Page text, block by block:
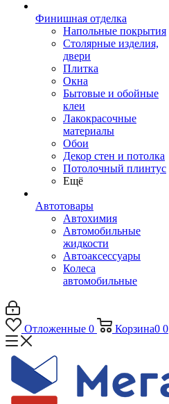
Финишная отделка
Напольные покрытия
Столярные изделия,
двери
Плитка
Окна
Бытовые и обойные
клеи
Лакокрасочные
материалы
Обои
Декор стен и потолка
Потолочный плинтус
Ещё
Автотовары
Автохимия
Автомобильные
жидкости
Автоаксессуары
Колеса
автомобильные
Отложенные 0 Корзина0 0